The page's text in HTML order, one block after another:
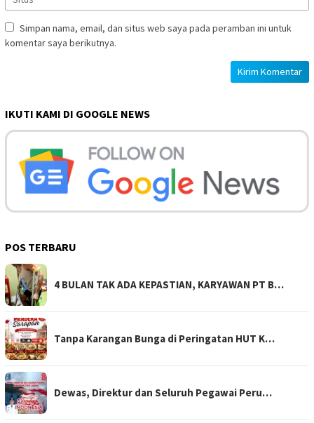
Simpan nama, email, dan situs web saya pada peramban ini untuk
komentar saya berikutnya.
IKUTI KAMI DI GOOGLE NEWS
POS TERBARU
4 BULAN TAK ADA KEPASTIAN, KARYAWAN PT B…
Tanpa Karangan Bunga di Peringatan HUT K…
Dewas, Direktur dan Seluruh Pegawai Peru…